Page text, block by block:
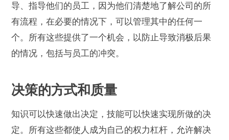
导、指导他们的员工，因为他们清楚地了解公司的所
有流程，在必要的情况下，可以管理其中的任何一
个。所有这些提供了一个机会，以防止导致消极后果
的情况，包括与员工的冲突。
决策的方式和质量
知识可以快速做出决定，技能可以快速实现所做的决
定。所有这些都使人成为自己的权力杠杆，允许解决